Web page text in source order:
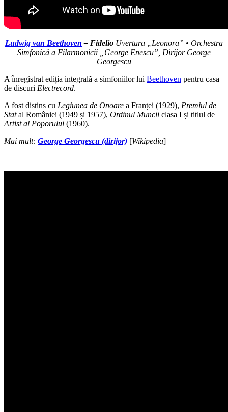
Ludwig van Beethoven – Fidelio Uvertura „Leonora” • Orchestra
Simfonică a Filarmonicii „George Enescu”, Dirijor George
Georgescu
A înregistrat ediția integrală a simfoniilor lui Beethoven pentru casa
de discuri Electrecord.
A fost distins cu Legiunea de Onoare a Franței (1929), Premiul de
Statal României (1949 și 1957), Ordinul Muncii clasa I și titlul de
Artist al Poporului (1960).
Mai mult: George Georgescu (dirijor) [Wikipedia]